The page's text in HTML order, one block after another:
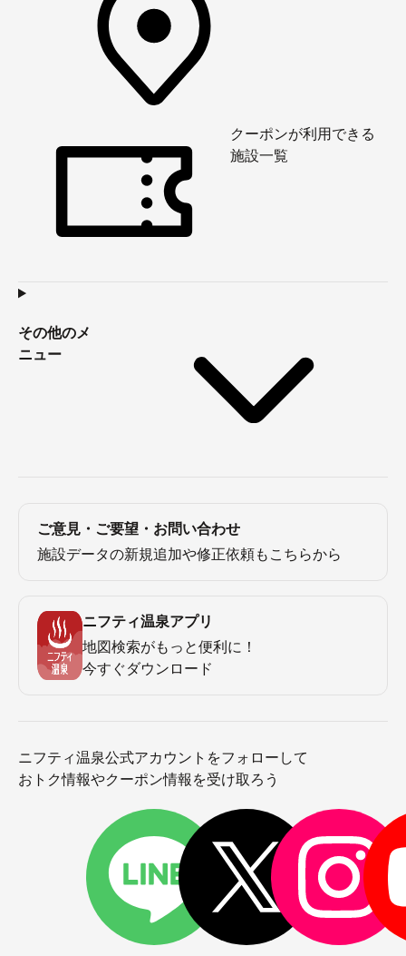
クーポンが利用できる
施設一覧
その他のメ
ニュー
ご意見・ご要望・お問い合わせ
施設データの新規追加や修正依頼もこちらから
ニフティ温泉アプリ
地図検索がもっと便利に！
今すぐダウンロード
ニフティ温泉公式アカウントをフォローして
おトク情報やクーポン情報を受け取ろう